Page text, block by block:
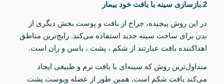
2. بازسازی سینه با بافت خود بیمار
در این روش پیچیده، جراح از بافت و پوست بخش دیگری از
بدن برای ساخت سینه جدید استفاده می‌کند. رایج‌ترین مناطق
اهداکننده بافت عبارتند از شکم ، پشت ، باسن و ران است.
متداول‌ترین روش که سینه‌ای با بافت نرم و طبیعی ایجاد
می‌کند بافت شکم است. همین طور از عضله وپوست پشت